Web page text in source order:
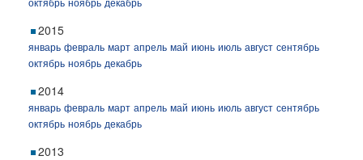
2015
январь февраль март апрель май июнь июль август сентябрь
октябрь ноябрь декабрь
2014
январь февраль март апрель май июнь июль август сентябрь
октябрь ноябрь декабрь
2013